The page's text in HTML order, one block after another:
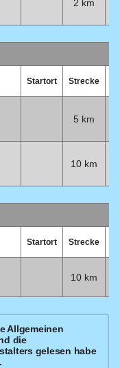
2 km
Startort Strecke
5 km
10 km
Startort Strecke
10 km
Allgemeinen
die
gelesen habe